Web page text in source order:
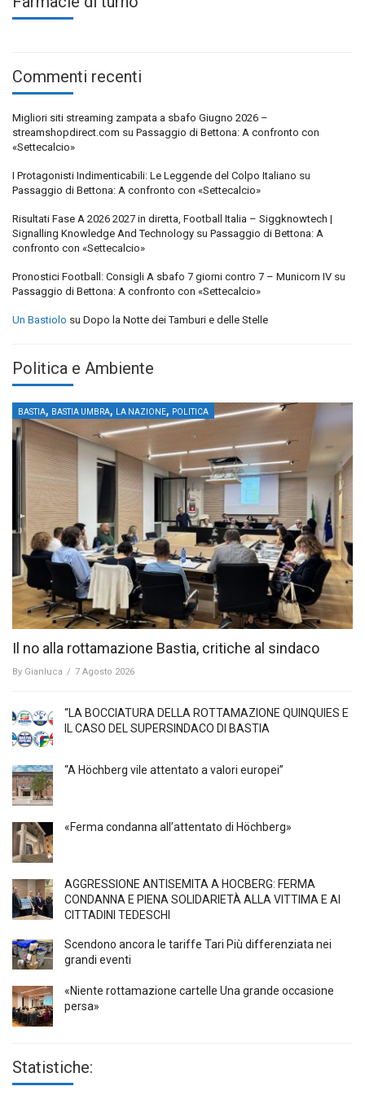
Commenti recenti
Migliori siti streaming zampata a sbafo Giugno 2026 –
streamshopdirect.com su Passaggio di Bettona: A confronto con
«Settecalcio»
I Protagonisti Indimenticabili: Le Leggende del Colpo Italiano su
Passaggio di Bettona: A confronto con «Settecalcio»
Risultati Fase A 2026 2027 in diretta, Football Italia – Siggknowtech |
Signalling Knowledge And Technology su Passaggio di Bettona: A
confronto con «Settecalcio»
Pronostici Football: Consigli A sbafo 7 giorni contro 7 – Municorn IV su
Passaggio di Bettona: A confronto con «Settecalcio»
Un Bastiolo su Dopo la Notte dei Tamburi e delle Stelle
Politica e Ambiente
BASTIA, BASTIA UMBRA, LA NAZIONE, POLITICA
Il no alla rottamazione Bastia, critiche al sindaco
By Gianluca / 7 Agosto 2026
“LA BOCCIATURA DELLA ROTTAMAZIONE QUINQUIES E
IL CASO DEL SUPERSINDACO DI BASTIA
“A Höchberg vile attentato a valori europei”
«Ferma condanna all’attentato di Höchberg»
AGGRESSIONE ANTISEMITA A HÖCBERG: FERMA
CONDANNA E PIENA SOLIDARIETÀ ALLA VITTIMA E AI
CITTADINI TEDESCHI
Scendono ancora le tariffe Tari Più differenziata nei
grandi eventi
«Niente rottamazione cartelle Una grande occasione
persa»
Statistiche: